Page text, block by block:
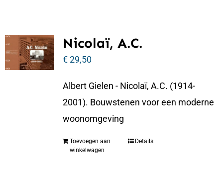
Nicolaï, A.C.
€29,50
Albert Gielen - Nicolaï, A.C. (1914-
2001). Bouwstenen voor een moderne
woonomgeving
Toevoegen aan
winkelwagen
Details